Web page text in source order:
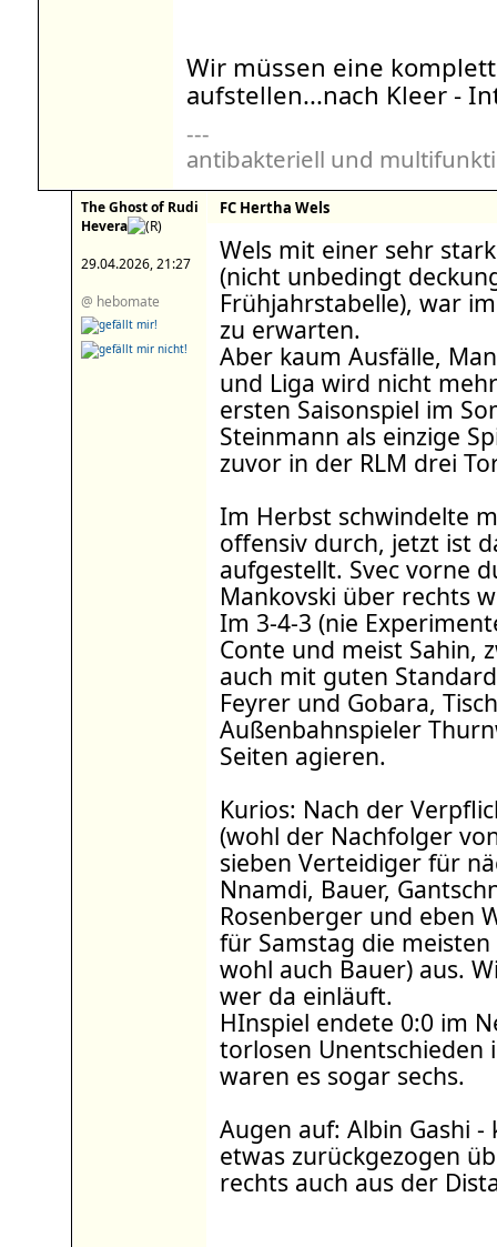
Wir müssen eine
aufstellen...nach Kleer -
---
antibakteriell und
The Ghost of Rudi
Hevera
29.04.2026, 21:27
@ hebomate
FC Hertha Wels
Wels mit einer sehr
(nicht unbedingt
Frühjahrstabelle), war
zu erwarten.
Aber kaum Ausfälle,
und Liga wird nicht
ersten Saisonspiel im
Steinmann als einzige
zuvor in der RLM drei
Im Herbst schwindelte
offensiv durch, jetzt ist
aufgestellt. Svec vorne
Mankovski über rechts
Im 3-4-3 (nie
Conte und meist Sahin,
auch mit guten
Feyrer und Gobara,
Außenbahnspieler
Seiten agieren.
Kurios: Nach der
(wohl der Nachfolger
sieben Verteidiger für
Nnamdi, Bauer,
Rosenberger und eben
für Samstag die
wohl auch Bauer) aus.
wer da einläuft.
HInspiel endete 0:0 im
torlosen Unentschieden
waren es sogar sechs.
Augen auf: Albin Gashi
etwas zurückgezogen
rechts auch aus der